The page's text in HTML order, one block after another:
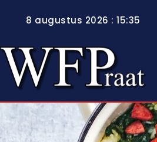
8 augustus 2026 : 15:35